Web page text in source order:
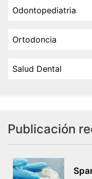
Odontopediatria
Ortodoncia
Salud Dental
Publicación